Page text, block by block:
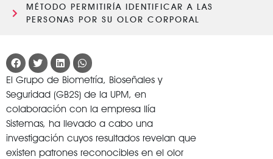
MÉTODO PERMITIRÍA IDENTIFICAR A LAS
PERSONAS POR SU OLOR CORPORAL
El Grupo de Biometría, Bioseñales y
Seguridad (GB2S) de la UPM, en
colaboración con la empresa Ilía
Sistemas, ha llevado a cabo una
investigación cuyos resultados revelan que
existen patrones reconocibles en el olor